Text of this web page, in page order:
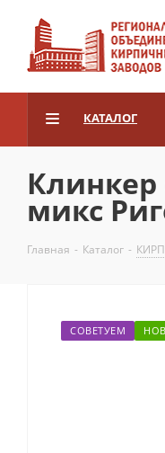
КАТАЛОГ
микс
Главная - Каталог -
СОВЕТУЕМ